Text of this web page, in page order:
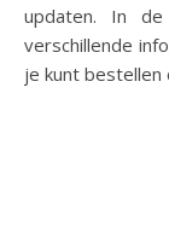
updaten. In
verschillende
je kunt bestellen